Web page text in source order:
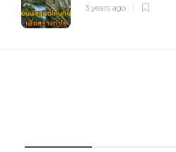
3 years ago